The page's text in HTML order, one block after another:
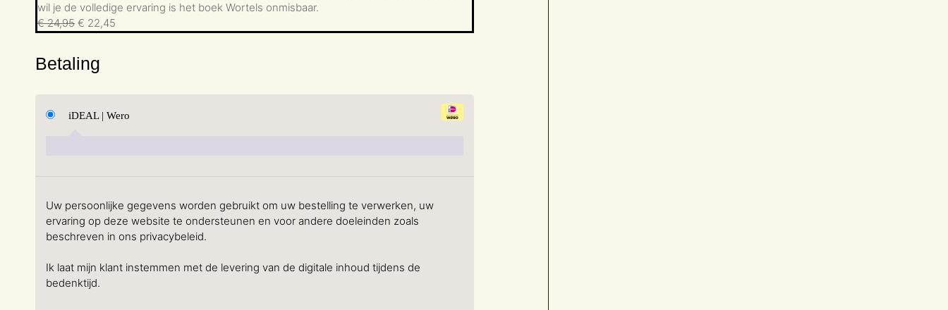
wil je de volledige ervaring is het boek Wortels onmisbaar.
€24,95 € 22,45
Betaling
iDEAL | Wero
Uw persoonlijke gegevens worden gebruikt om uw bestelling te verwerken, uw
ervaring op deze website te ondersteunen en voor andere doeleinden zoals
beschreven in ons privacybeleid.
Ik laat mijn klant instemmen met de levering van de digitale inhoud tijdens de
bedenktijd.